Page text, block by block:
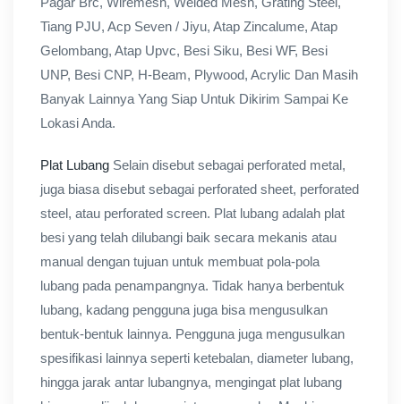
Tiang PJU, Acp Seven / Jiyu, Atap Zincalume, Atap
Gelombang, Atap Upvc, Besi Siku, Besi WF, Besi
UNP, Besi CNP, H-Beam, Plywood, Acrylic Dan Masih
Banyak Lainnya Yang Siap Untuk Dikirim Sampai Ke
Lokasi Anda.
Plat Lubang Selain disebut sebagai perforated metal,
juga biasa disebut sebagai perforated sheet, perforated
steel, atau perforated screen. Plat lubang adalah plat
besi yang telah dilubangi baik secara mekanis atau
manual dengan tujuan untuk membuat pola-pola
lubang pada penampangnya. Tidak hanya berbentuk
lubang, kadang pengguna juga bisa mengusulkan
bentuk-bentuk lainnya. Pengguna juga mengusulkan
spesifikasi lainnya seperti ketebalan, diameter lubang,
hingga jarak antar lubangnya, mengingat plat lubang